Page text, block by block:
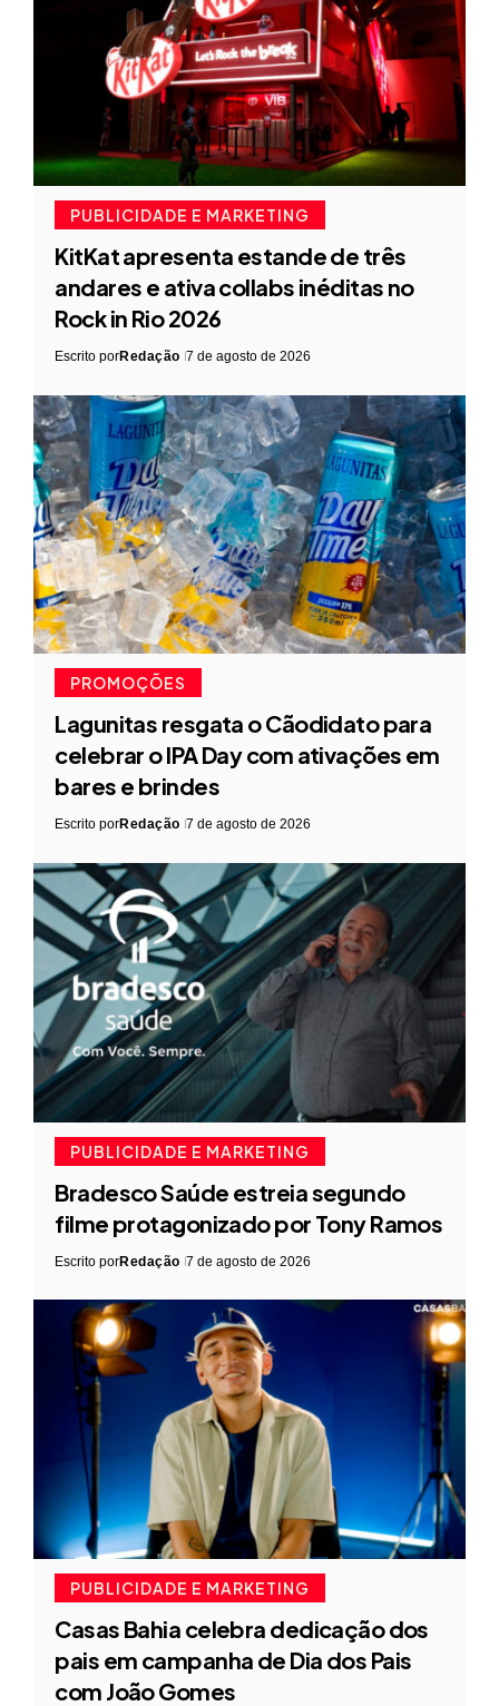
PUBLICIDADE E MARKETING
KitKat apresenta estande de três
andares e ativa collabs inéditas no
Rock in Rio 2026
Escrito porRedação 7 de agosto de 2026
PROMOÇÕES
Lagunitas resgata o Cãodidato para
celebrar o IPA Day com ativações em
bares e brindes
Escrito porRedação 7 de agosto de 2026
PUBLICIDADE E MARKETING
Bradesco Saúde estreia segundo
filme protagonizado por Tony Ramos
Escrito porRedação 7 de agosto de 2026
PUBLICIDADE E MARKETING
Casas Bahia celebra dedicação dos
pais em campanha de Dia dos Pais
com João Gomes